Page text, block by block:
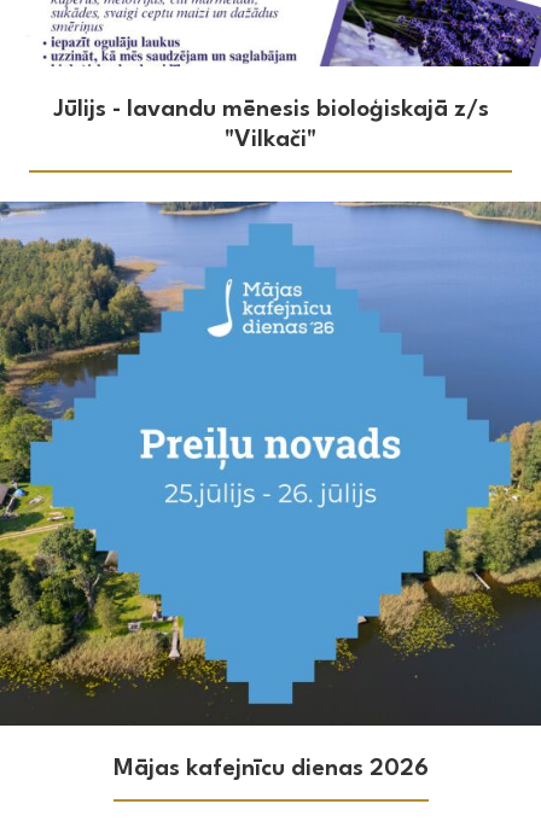
Jūlijs - lavandu mēnesis bioloģiskajā z/s
"Vilkači"
Mājas kafejnīcu dienas 2026